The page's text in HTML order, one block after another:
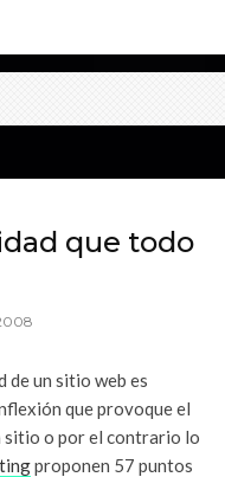
que todo
de un sitio web es
que provoque el
sitio o por el contrario lo
proponen 57 puntos